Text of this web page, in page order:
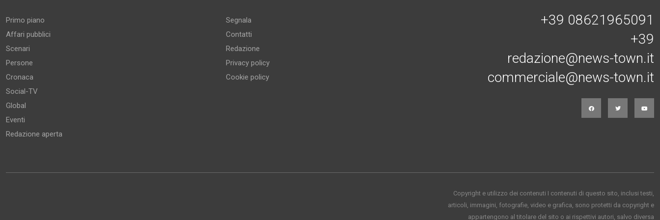
Primo piano
Affari pubblici
Scenari
Persone
Cronaca
Social-TV
Global
Eventi
Redazione aperta
Segnala
Contatti
Redazione
Privacy policy
Cookie policy
+39 08621965091
+39
redazione@news-town.it
commerciale@news-town.it
Copyright e utilizzo dei contenuti I contenuti di questo sito, inclusi testi,
articoli, immagini, fotografie, video e grafica, sono protetti da copyright e
appartengono al titolare del sito o ai rispettivi autori, salvo diversa